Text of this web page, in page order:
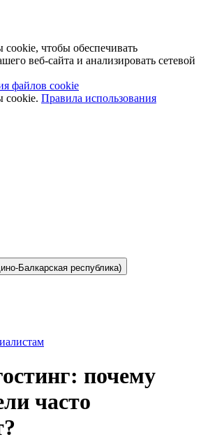
чтобы обеспечивать
веб-сайта и анализировать сетевой
файлов cookie
cookie. Правила использования
Балкарская республика)
почему
часто